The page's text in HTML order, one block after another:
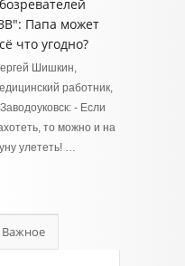
Папа может
что угодно?
Шишкин,
работник,
Заводоуковск: - Если
то можно и на
улететь! …
Важное